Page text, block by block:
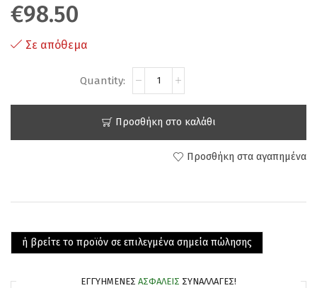
€98.50
Σε απόθεμα
Προσθήκη στο καλάθι
Προσθήκη στα αγαπημένα
ή βρείτε το προϊόν σε επιλεγμένα σημεία πώλησης
ΕΓΓΥΗΜΈΝΕΣ ΑΣΦΑΛΕΊΣ ΣΥΝΑΛΛΑΓΈΣ!